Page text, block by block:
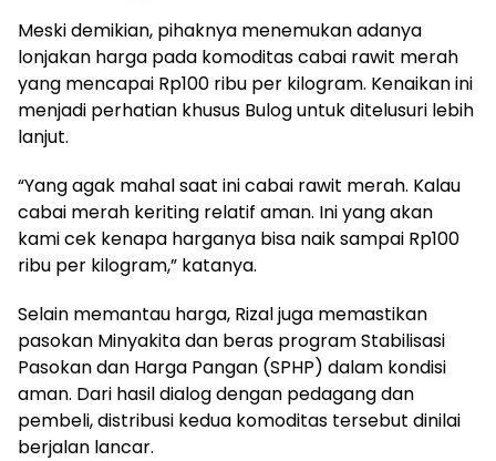
Meski demikian, pihaknya menemukan adanya
lonjakan harga pada komoditas cabai rawit merah
yang mencapai Rp100 ribu per kilogram. Kenaikan ini
menjadi perhatian khusus Bulog untuk ditelusuri lebih
lanjut.
“Yang agak mahal saat ini cabai rawit merah. Kalau
cabai merah keriting relatif aman. Ini yang akan
kami cek kenapa harganya bisa naik sampai Rp100
ribu per kilogram,” katanya.
Selain memantau harga, Rizal juga memastikan
pasokan Minyakita dan beras program Stabilisasi
Pasokan dan Harga Pangan (SPHP) dalam kondisi
aman. Dari hasil dialog dengan pedagang dan
pembeli, distribusi kedua komoditas tersebut dinilai
berjalan lancar.